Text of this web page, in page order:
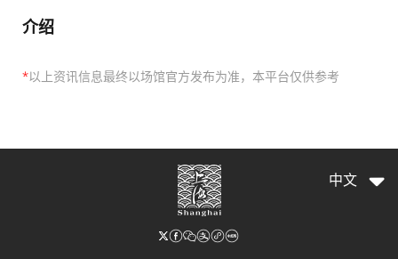
介绍
*以上资讯信息最终以场馆官方发布为准，本平台仅供参考
中文